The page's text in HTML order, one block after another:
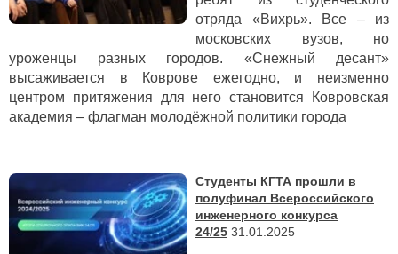
отряда «Вихрь». Все – из
московских вузов, но
уроженцы разных городов. «Снежный десант»
высаживается в Коврове ежегодно, и неизменно
центром притяжения для него становится Ковровская
академия – флагман молодёжной политики города
Студенты КГТА прошли в
полуфинал Всероссийского
инженерного конкурса
24/25 31.01.2025